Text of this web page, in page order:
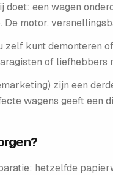
een wagen
motor,
kunt demonteren
of liefhebbers
zijn een
wagens geeft een
hetzelfde